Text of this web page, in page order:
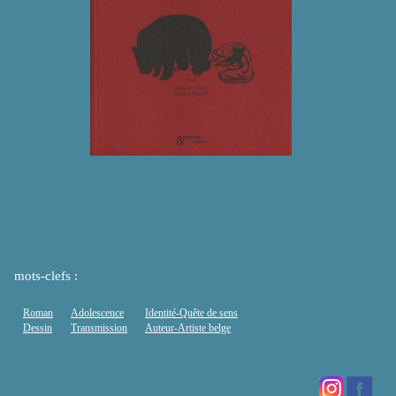
mots-clefs :
Roman
Dessin
Adolescence
Transmission
Identité-Quête de sens
Auteur-Artiste belge